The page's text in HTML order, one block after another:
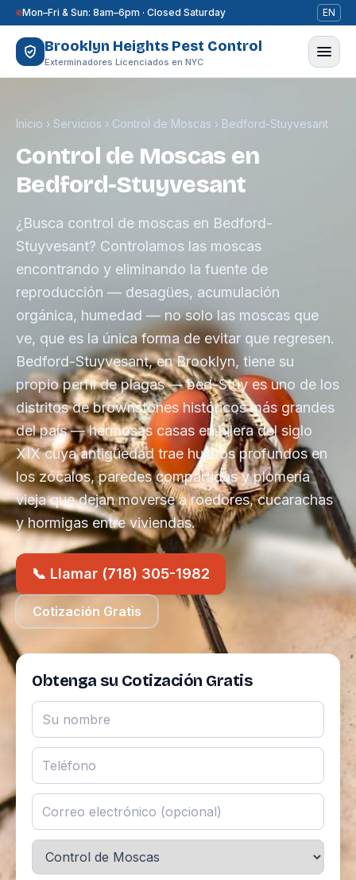
Saltar al contenido
Mon–Fri & Sun: 8am–6pm · Closed Saturday EN
Brooklyn Heights Pest Control
Exterminadores Licenciados en NYC
Inicio › Servicios › Control de Moscas › Bedford-Stuyvesant
Control de Moscas en
Bedford-Stuyvesant
¿Busca control de moscas en Bedford-
Stuyvesant? Controlamos las moscas
encontrando y eliminando la fuente de
reproducción — desagües, acumulación
orgánica, humedad — no solo las moscas que
ve, que es la única forma de evitar que regresen.
Bedford-Stuyvesant, en Brooklyn, tiene su
propio perfil de plagas — bed-Stuy es uno de los
distritos de brownstones históricos más grandes
del país — hermosas casas en hilera del siglo
XIX cuya antigüedad trae huecos profundos en
los zócalos, paredes compartidas y plomería
vieja que dejan moverse a roedores, cucarachas
y hormigas entre viviendas.
📞 Llamar (718) 305-1982
Cotización Gratis
Obtenga su Cotización Gratis